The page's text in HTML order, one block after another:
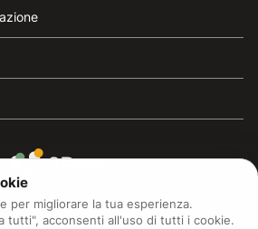
della sostenibilità, la difesa delle
della biodiversità
per migliorare la tua esperienza.
tutti", acconsenti all'uso di tutti i cookie.